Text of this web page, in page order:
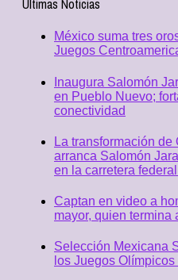
Ultimas Noticias
México suma tres
Juegos
Inaugura Salomón
en Pueblo Nuevo;
conectividad
La transformación de
arranca Salomón
en la carretera
Captan en video a
mayor, quien termina
Selección Mexicana
los Juegos